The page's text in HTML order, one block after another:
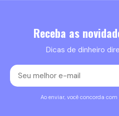
Receba as
Dicas de dinheiro
Ao enviar, você concorda com